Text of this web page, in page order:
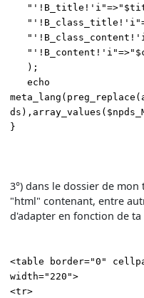
);
echo
}
3°) dans le dossier de
"html" contenant, entre
d'adapter en fonction de
<table border="0"
width="220">
<tr>